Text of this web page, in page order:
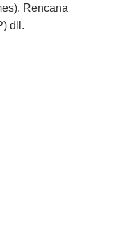
Rencana
dll.